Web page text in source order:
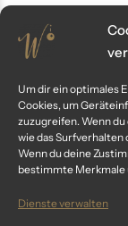
Um dir ein optimales
Cookies, um
zuzugreifen. Wenn
wie das
Wenn du deine
bestimmte Merkmale
Dienste verwalten